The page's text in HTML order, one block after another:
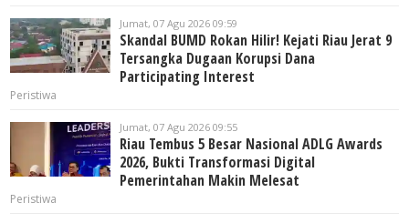
Jumat, 07 Agu 2026 09:59
Skandal BUMD Rokan Hilir! Kejati Riau Jerat 9
Tersangka Dugaan Korupsi Dana
Participating Interest
Peristiwa
Jumat, 07 Agu 2026 09:55
Riau Tembus 5 Besar Nasional ADLG Awards
2026, Bukti Transformasi Digital
Pemerintahan Makin Melesat
Peristiwa